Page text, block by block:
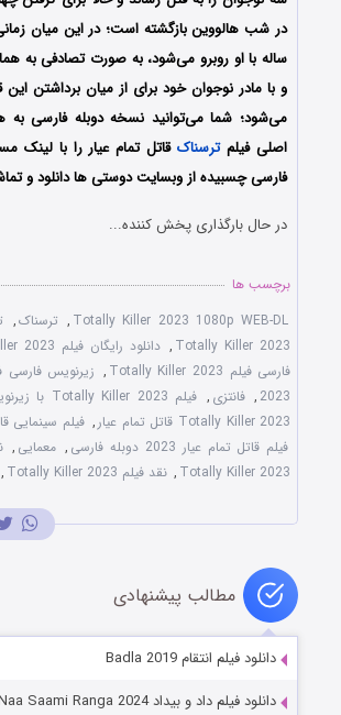
در شب هالووین بازگشته است؛ در این میان
ساله با او روبرو می‌شود، به صورت تصادفی به
و با مادر نوجوان خود برای از میان برداشتن این
می‌شود؛ شما می‌توانید نسخه دوبله فارسی به
اصلی فیلمترسناکقاتل تمام عیار را با ‌لینک
فارسی چسبیده از وبسایت دوستی ها دانلود و
در حال بارگذاری پخش کننده...
برچسب ها
Totally Killer 2023 1080p WEB-DL
, ترسناک,
Totally Killer 2023
, دانلود رایگان فیلم Totally Killer 2023
فارسی فیلم Totally Killer 2023
,
2023
, فانتزی , فیلم Totally Killer 2023 با زیرنویس چسبیده
Totally Killer 2023 قاتل تمام عیار
, فیلم سینمایی
فیلم قاتل تمام عیار 2023 دوبله فارسی
, معمایی ,
Totally Killer 2023
, نقد فیلم Totally Killer 2023 ,
مطالب پیشنهادی
دانلود فیلم انتقام Badla 2019
دانلود فیلم داد و بیداد Naa Saami Ranga 2024